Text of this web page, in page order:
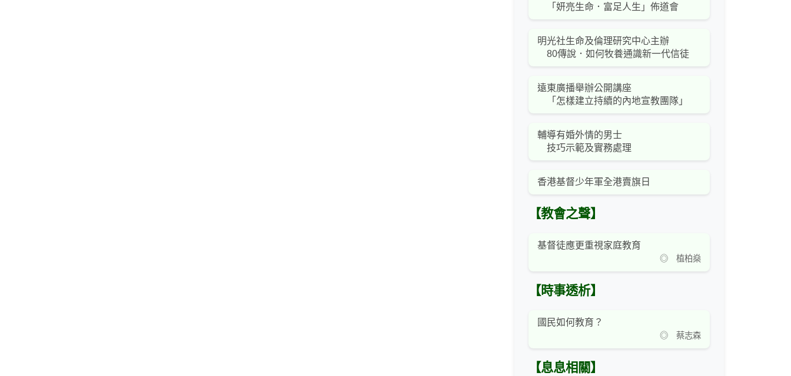
「妍亮生命．富足人生」佈道會
明光社生命及倫理研究中心主辦
80傳說．如何牧養通識新一代信徒
遠東廣播舉辦公開講座
「怎樣建立持續的內地宣教團隊」
輔導有婚外情的男士
技巧示範及實務處理
香港基督少年軍全港賣旗日
【教會之聲】
基督徒應更重視家庭教育
◎ 植柏燊
【時事透析】
國民如何教育？
◎ 蔡志森
【息息相關】